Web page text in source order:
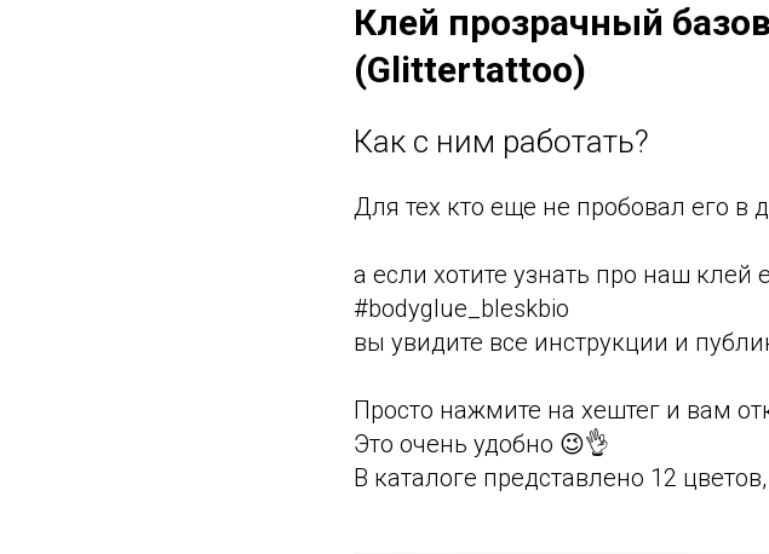
Клей прозрачный
(Glittertattoo)
Как с ним работать?⠀
Для тех кто еще не пробовал его в
а если хотите узнать про наш клей
#bodyglue_bleskbio⠀
вы увидите все инструкции и
Просто нажмите на хештег и вам
Это очень удобно 😉👌⠀ ⠀
В каталоге представлено 12